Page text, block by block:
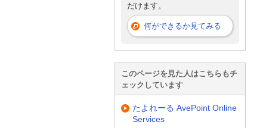
だけます。
何ができるか見てみる
このページを見た人はこちらもチ
ェックしています
たよれーる AvePoint Online
Services